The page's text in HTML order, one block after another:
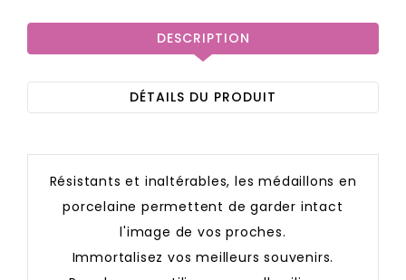
DESCRIPTION
DÉTAILS DU PRODUIT
Résistants et inaltérables, les médaillons en
porcelaine permettent de garder intact
l'image de vos proches.
Immortalisez vos meilleurs souvenirs.